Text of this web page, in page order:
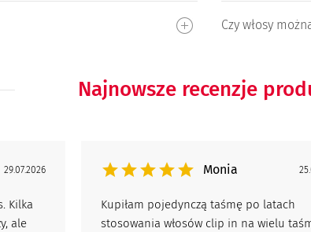
Czy włosy
Najnowsze recenzje
29.07.2026
Kilka
ale
Monia
Kupiłam pojedynczą taśmę po latach
stosowania włosów clip in na wielu